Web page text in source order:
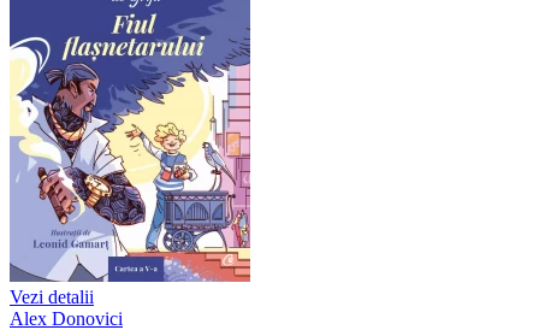
Vezi detalii
Alex Donovici